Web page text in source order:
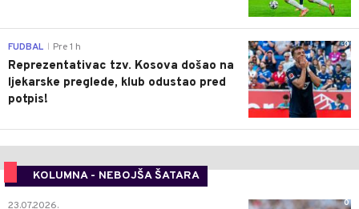
0
FUDBAL Pre 1 h
Reprezentativac tzv. Kosova došao na
ljekarske preglede, klub odustao pred
potpis!
KOLUMNA - NEBOJŠA ŠATARA
0
23.07.2026.